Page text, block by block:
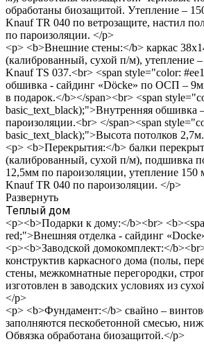
обработаны биозащитой. Утепление –
Knauf TR 040 по ветрозащите, настил
по пароизоляции. </p>
<p> <b>Внешние стены:</b> каркас
(калиброванный, сухой п/м), утепление
Knauf TS 037.<br> <span style="color:
обшивка - сайдинг «Döcke» по ОСП –
в подарок.</b></span><br> <span
basic_text_black);">Внутренняя обшивка
пароизоляции.<br> </span><span
basic_text_black);">Высота потолков
<p> <b>Перекрытия:</b> балки
(калиброванный, сухой п/м), подшивка
12,5мм по пароизоляции, утепление 150
Knauf TR 040 по пароизоляции. </p>
Развернуть
Теплый дом
<p><b>Подарки к дому:</b><br>
red;">Внешняя отделка - сайдинг
<p><b>Заводской домокомплект:</
конструктив каркасного дома (полы,
стены, межкомнатные перегородки,
изготовлен в заводских условиях из
</p>
<p> <b>Фундамент:</b> свайно –
заполняются пескобетонной смесью,
Обвязка обработана биозащитой.</p>